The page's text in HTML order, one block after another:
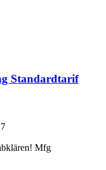
Standardtarif
Mfg